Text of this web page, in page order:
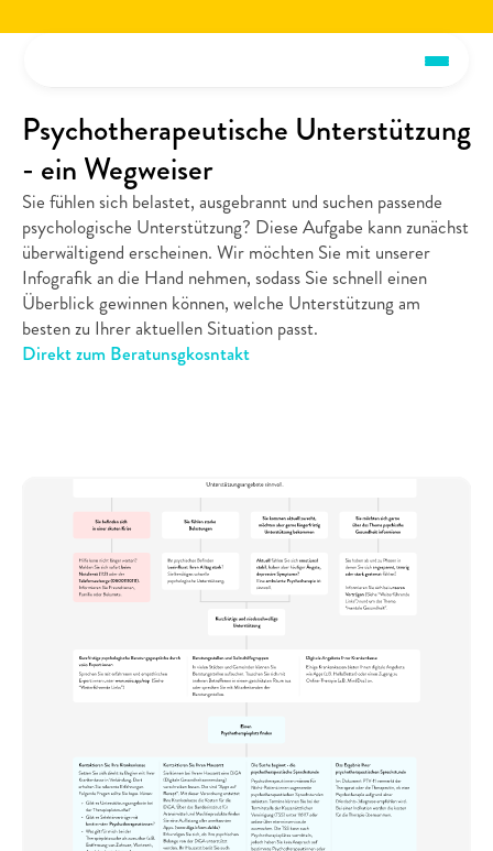
Psychotherapeutische Unterstützung
- ein Wegweiser
Sie fühlen sich belastet, ausgebrannt und suchen passende
psychologische Unterstützung? Diese Aufgabe kann zunächst
überwältigend erscheinen. Wir möchten Sie mit unserer
Infografik an die Hand nehmen, sodass Sie schnell einen
Überblick gewinnen können, welche Unterstützung am
besten zu Ihrer aktuellen Situation passt.
Direkt zum Beratunsgkosntakt